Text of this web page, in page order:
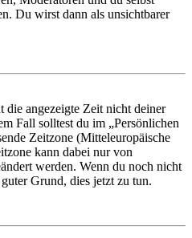
Du wirst dann als unsichtbarer
die angezeigte Zeit nicht deiner
Fall solltest du im „Persönlichen
Zeitzone (Mitteleuropäische
kann dabei nur von
werden. Wenn du noch nicht
Grund, dies jetzt zu tun.